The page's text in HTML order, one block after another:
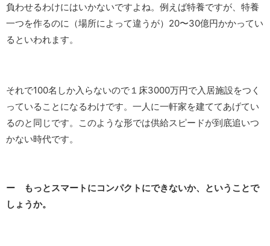
負わせるわけにはいかないですよね。例えば特養ですが、特養
一つを作るのに（場所によって違うが）20〜30億円かかってい
るといわれます。
それで100名しか入らないので１床3000万円で入居施設をつく
っていることになるわけです。一人に一軒家を建ててあげてい
るのと同じです。このような形では供給スピードが到底追いつ
かない時代です。
ー もっとスマートにコンパクトにできないか、ということで
しょうか。